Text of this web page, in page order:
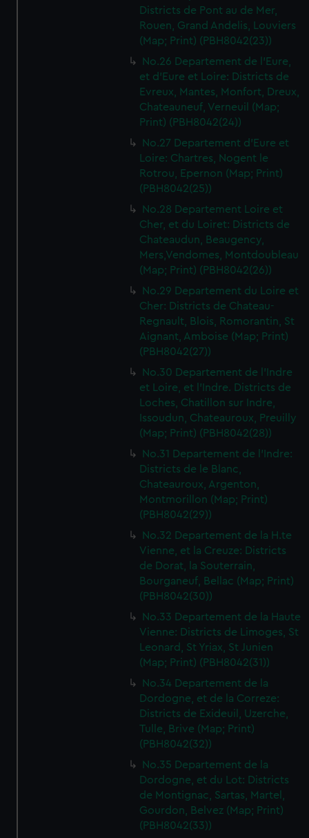
Districts de Pont au de Mer,
Rouen, Grand Andelis, Louviers
(Map; Print) (PBH8042(23))
No.26 Departement de l'Eure,
et d'Eure et Loire: Districts de
Evreux, Mantes, Monfort, Dreux,
Chateauneuf, Verneuil (Map;
Print) (PBH8042(24))
No.27 Departement d'Eure et
Loire: Chartres, Nogent le
Rotrou, Epernon (Map; Print)
(PBH8042(25))
No.28 Departement Loire et
Cher, et du Loiret: Districts de
Chateaudun, Beaugency,
Mers,Vendomes, Montdoubleau
(Map; Print) (PBH8042(26))
No.29 Departement du Loire et
Cher: Districts de Chateau-
Regnault, Blois, Romorantin, St
Aignant, Amboise (Map; Print)
(PBH8042(27))
No.30 Departement de l'Indre
et Loire, et l'Indre. Districts de
Loches, Chatillon sur Indre,
Issoudun, Chateauroux, Preuilly
(Map; Print) (PBH8042(28))
No.31 Departement de l'Indre:
Districts de le Blanc,
Chateauroux, Argenton,
Montmorillon (Map; Print)
(PBH8042(29))
No.32 Departement de la H.te
Vienne, et la Creuze: Districts
de Dorat, la Souterrain,
Bourganeuf, Bellac (Map; Print)
(PBH8042(30))
No.33 Departement de la Haute
Vienne: Districts de Limoges, St
Leonard, St Yriax, St Junien
(Map; Print) (PBH8042(31))
No.34 Departement de la
Dordogne, et de la Correze:
Districts de Exideuil, Uzerche,
Tulle, Brive (Map; Print)
(PBH8042(32))
No.35 Departement de la
Dordogne, et du Lot: Districts
de Montignac, Sartas, Martel,
Gourdon, Belvez (Map; Print)
(PBH8042(33))